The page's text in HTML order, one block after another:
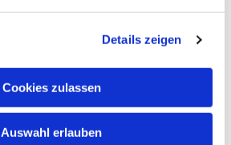
Details zeigen
Cookies zulassen
Auswahl erlauben